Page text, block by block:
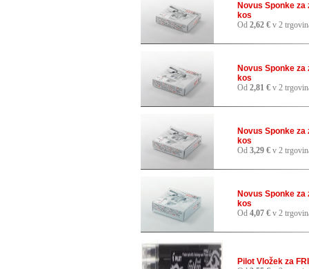
Novus Sponke
kos
Od 2,62 € v 2
Novus Sponke
kos
Od 2,81 € v 2
Novus Sponke
kos
Od 3,29 € v 2
Novus Sponke
kos
Od 4,07 € v 2
Pilot Vložek za